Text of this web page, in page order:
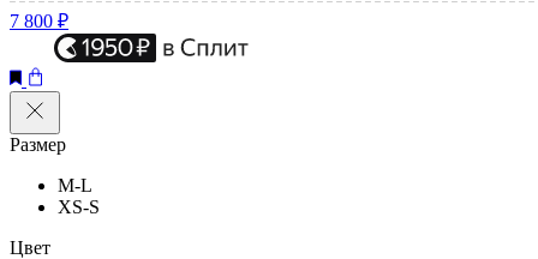
7 800 ₽
Размер
M-L
XS-S
Цвет